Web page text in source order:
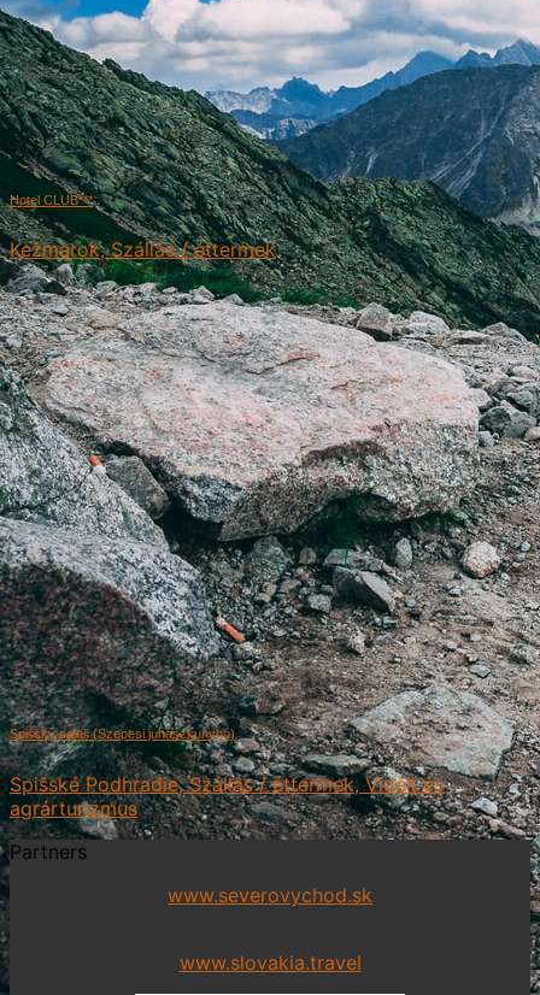
Hotel CLUB***
Kežmarok, Szállás / éttermek
Spišský salaš (Szepesi juhászkunyhó)
Spišské Podhradie, Szállás / éttermek, Vidék és
agrárturizmus
Partners
www.severovychod.sk
www.slovakia.travel